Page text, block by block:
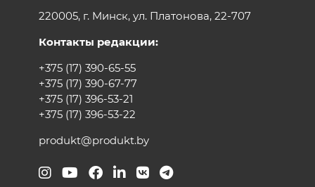
220005, г. Минск, ул. Платонова, 22-707
Контакты редакции:
+375 (17) 390-65-55
+375 (17) 390-67-77
+375 (17) 396-53-21
+375 (17) 396-53-22
produkt@produkt.by